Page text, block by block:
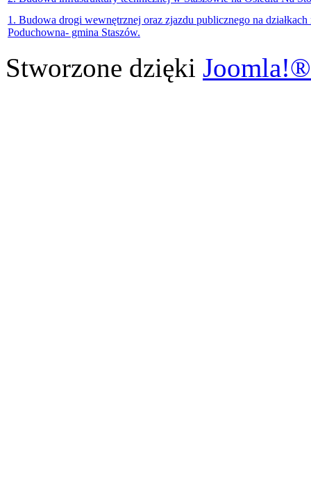
1. Budowa drogi wewnętrznej oraz zjazdu publicznego na
Poduchowna- gmina Staszów.
Stworzone dzięki Joomla!®